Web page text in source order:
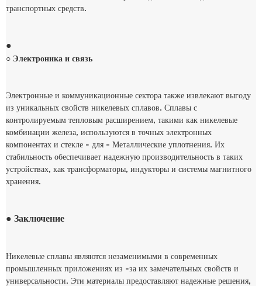
транспортных средств.
●
○ Электроника и связь
Электронные и коммуникационные сектора также извлекают выгоду
из уникальных свойств никелевых сплавов. Сплавы с
контролируемым тепловым расширением, такими как никелевые
комбинации железа, используются в точных электронных
компонентах и ​​стекле - для - Металлические уплотнения. Их
стабильность обеспечивает надежную производительность в таких
устройствах, как трансформаторы, индукторы и системы магнитного
хранения.
● Заключение
Никелевые сплавы являются незаменимыми в современных
промышленных приложениях из -за их замечательных свойств и
универсальности. Эти материалы предоставляют надежные решения,